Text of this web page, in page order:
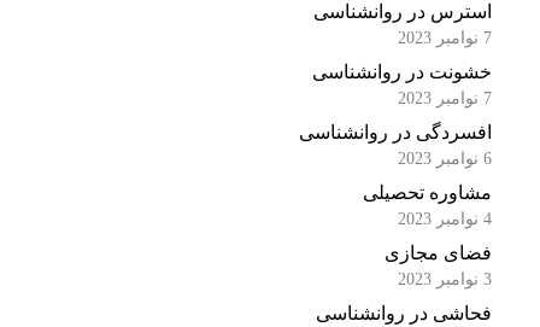
استرس در روانشناسی
خشونت در روانشناسی
افسردگی در روانشناسی
مشاوره تحصیلی
فضای مجازی
فحاشی در روانشناسی